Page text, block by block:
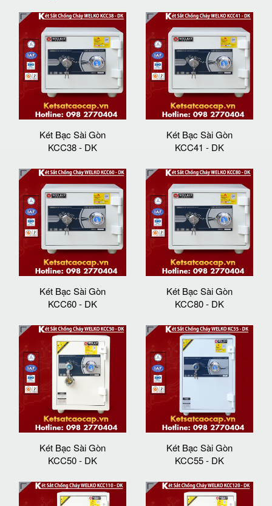
Két Bạc Sài Gòn
KCC38 - DK
Két Bạc Sài Gòn
KCC41 - DK
Két Bạc Sài Gòn
KCC60 - DK
Két Bạc Sài Gòn
KCC80 - DK
Két Bạc Sài Gòn
KCC50 - DK
Két Bạc Sài Gòn
KCC55 - DK